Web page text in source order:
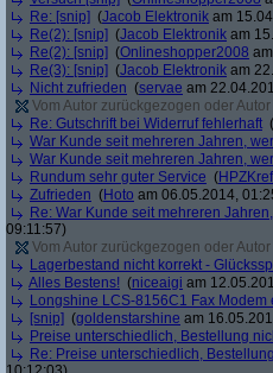
Re: [snip] (Jacob Elektronik am
Re(2): [snip] (Jacob Elektronik am
Re(2): [snip] (Onlineshopper2008
Re(3): [snip] (Jacob Elektronik am
Nicht zufrieden (servae am
Vom Autor zurückgezogen oder
Re: Gutschrift bei Widerruf fehlerhaft (
War Kunde seit mehreren Jahren,
War Kunde seit mehreren Jahren,
Rundum sehr guter Service (
Zufrieden (Hoto am 06.05.2014,
Re: War Kunde seit mehreren
09:11:57)
Vom Autor zurückgezogen oder
Lagerbestand nicht korrekt -
Alles Bestens! (niceaigi am
Longshine LCS-8156C1 Fax Modem
[snip] (goldenstarshine am
Preise unterschiedlich, Bestellung
Re: Preise unterschiedlich,